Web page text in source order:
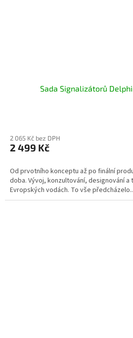
Sada Signalizátorů
2 065 Kč bez DPH
2 499 Kč
Od prvotního konceptu až po finální
doba. Vývoj, konzultování, designování a
Evropských vodách. To vše